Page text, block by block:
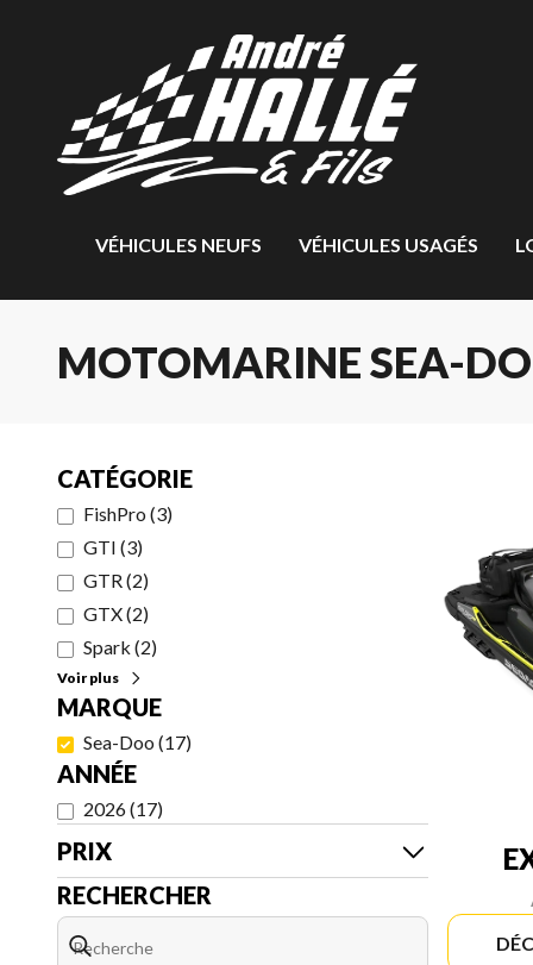
VÉHICULES NEUFS VÉHICULES USAGÉS
MOTOMARINE SEA-
CATÉGORIE
FishPro (3)
GTI (3)
GTR(2)
GTX(2)
Spark (2)
Voir plus
MARQUE
Sea-Doo (17)
ANNÉE
2026(17)
PRIX
RECHERCHER